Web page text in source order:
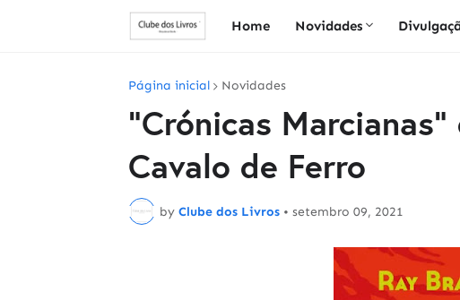
Home Novidades
Página inicial Novidades
"Crónicas
Cavalo de Ferro
by Clube dos Livros • setembro 09, 2021